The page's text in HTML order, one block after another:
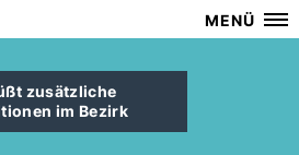
MENÜ
zusätzliche
im Bezirk